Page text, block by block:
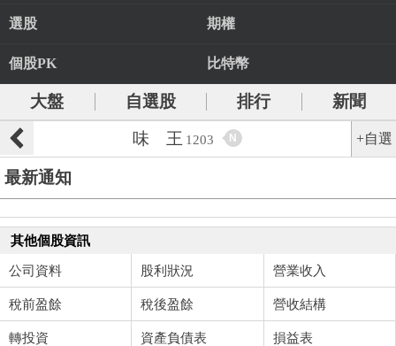
選股 期權
個股PK 比特幣
大盤 自選股 排行
新聞
味 王 1203 N +自選
最新通知
其他個股資訊
公司資料 股利狀況 營業收入
稅前盈餘 稅後盈餘 營收結構
轉投資 資產負債表 損益表